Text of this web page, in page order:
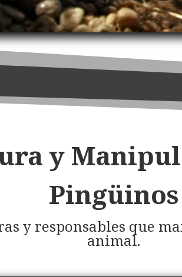
y
Pingüinos
y responsables que
animal.